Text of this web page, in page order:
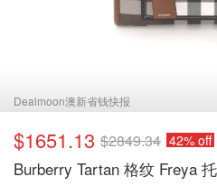
Dealmoon澳新省钱快报
$1651.13 $2849.34 42% off
Burberry Tartan 格纹 Freya